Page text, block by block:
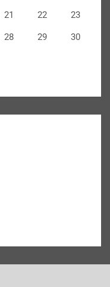
21 22 23
28 29 30